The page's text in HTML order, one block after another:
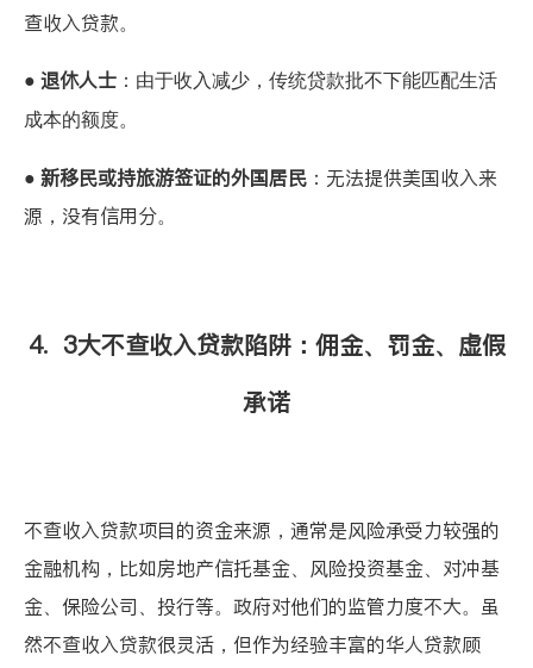
查收入贷款。
● 退休人士 ： 由于收入减少，传统贷款批不下能匹配生活
成本的额度。
● 新移民或持旅游签证的外国居民 ：无法提供美国收入来
源，没有信用分。
4. 3大不查收入贷款陷阱：佣金、罚金、虚假
承诺
不查收入贷款项目的资金来源，通常是风险承受力较强的
金融机构，比如房地产信托基金、风险投资基金、对冲基
金、保险公司、投行等。政府对他们的监管力度不大。虽
然不查收入贷款很灵活，但作为经验丰富的华人贷款顾